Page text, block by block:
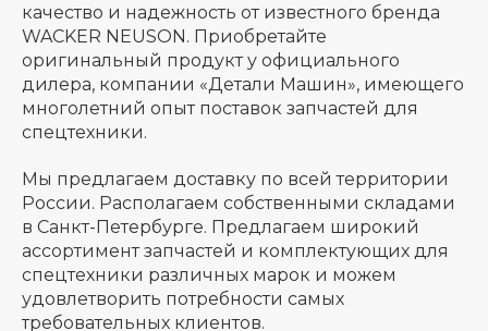
качество и надежность от известного бренда
WACKER NEUSON. Приобретайте
оригинальный продукт у официального
дилера, компании «Детали Машин», имеющего
многолетний опыт поставок запчастей для
спецтехники.
Мы предлагаем доставку по всей территории
России. Располагаем собственными складами
в Санкт-Петербурге. Предлагаем широкий
ассортимент запчастей и комплектующих для
спецтехники различных марок и можем
удовлетворить потребности самых
требовательных клиентов.